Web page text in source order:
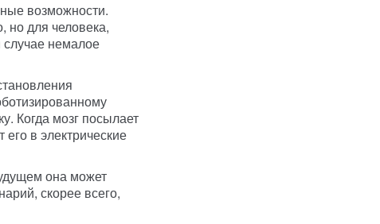
возможности.
но для человека,
случае немалое
Когда мозг посылает
в электрические
она может
скорее всего,